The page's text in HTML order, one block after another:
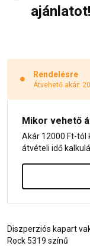
ajánlatot!
Rendelésre
Átvehető akár:
Mikor vehető
Akár 12000 Ft-tól
átvételi idő
Diszperziós kapart
Rock 5319 színű